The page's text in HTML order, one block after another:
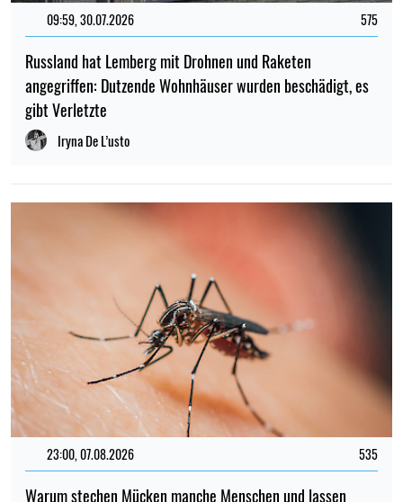
09:59, 30.07.2026 575
Russland hat Lemberg mit Drohnen und Raketen
angegriffen: Dutzende Wohnhäuser wurden beschädigt, es
gibt Verletzte
Iryna De L’usto
23:00, 07.08.2026 535
Warum stechen Mücken manche Menschen und lassen